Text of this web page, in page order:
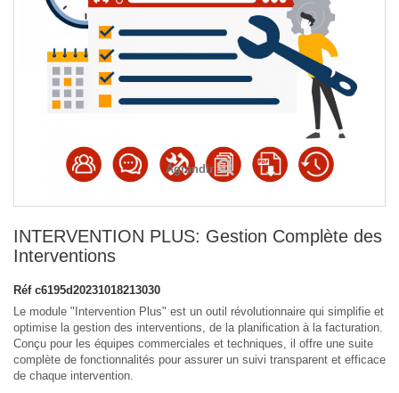
Agrandir
INTERVENTION PLUS: Gestion Complète des
Interventions
Réf c6195d20231018213030
Le module "Intervention Plus" est un outil révolutionnaire qui simplifie et
optimise la gestion des interventions, de la planification à la facturation.
Conçu pour les équipes commerciales et techniques, il offre une suite
complète de fonctionnalités pour assurer un suivi transparent et efficace
de chaque intervention.